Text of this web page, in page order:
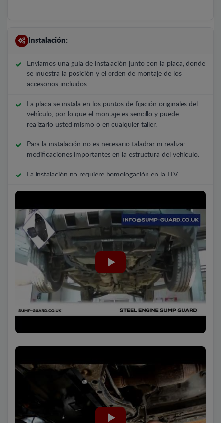
Instalación:
Enviamos una guía de instalación junto con la placa, donde
se muestra la posición y el orden de montaje de los
accesorios incluidos.
La placa se instala en los puntos de fijación originales del
vehículo, por lo que el montaje es sencillo y puede
realizarlo usted mismo o en cualquier taller.
Para la instalación no es necesario taladrar ni realizar
modificaciones importantes en la estructura del vehículo.
La instalación no requiere homologación en la ITV.